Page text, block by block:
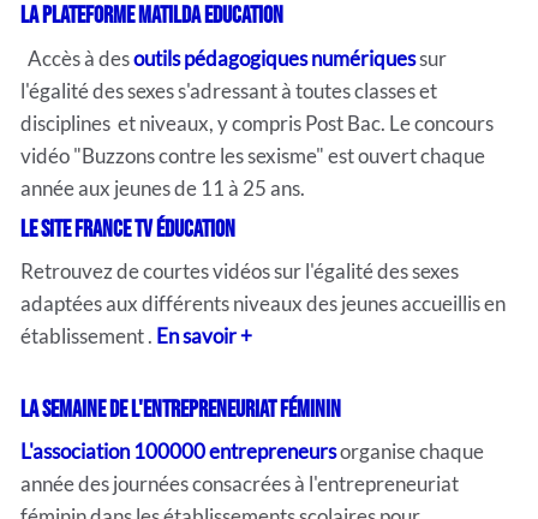
La plateforme Matilda education
Accès à desoutils pédagogiques numériquessur
l'égalité des sexes s'adressant à toutes classes et
disciplines et niveaux, y compris Post Bac. Le concours
vidéo "Buzzons contre les sexisme" est ouvert chaque
année aux jeunes de 11 à 25 ans.
Le site France TV éducation
Retrouvez de courtes vidéos sur l'égalité des sexes
adaptées aux différents niveaux des jeunes accueillis en
établissement . En savoir +
La semaine de l'entrepreneuriat féminin
L'association 100000 entrepreneursorganise chaque
année des journées consacrées à l'entrepreneuriat